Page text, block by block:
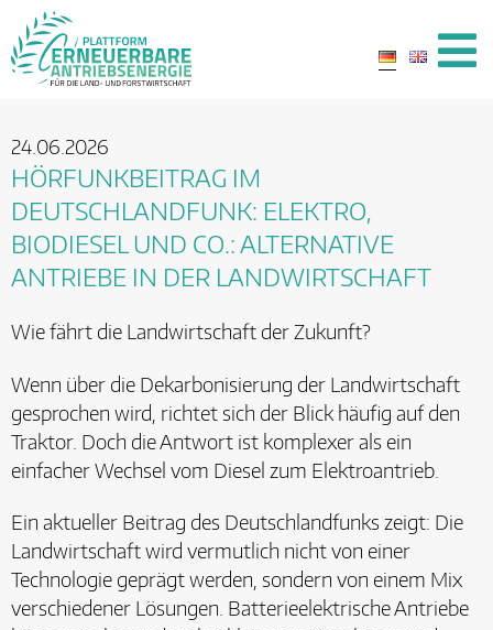
24.06.2026
HÖRFUNKBEITRAG IM
DEUTSCHLANDFUNK: ELEKTRO,
BIODIESEL UND CO.: ALTERNATIVE
ANTRIEBE IN DER LANDWIRTSCHAFT
Wie fährt die Landwirtschaft der Zukunft?
Wenn über die Dekarbonisierung der Landwirtschaft
gesprochen wird, richtet sich der Blick häufig auf den
Traktor. Doch die Antwort ist komplexer als ein
einfacher Wechsel vom Diesel zum Elektroantrieb.
Ein aktueller Beitrag des Deutschlandfunks zeigt: Die
Landwirtschaft wird vermutlich nicht von einer
Technologie geprägt werden, sondern von einem Mix
verschiedener Lösungen. Batterieelektrische Antriebe